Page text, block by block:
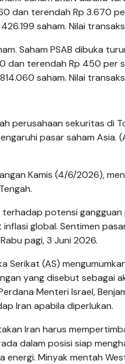
dan terendah Rp 3.670
saham. Nilai
Saham PSAB dibuka
dan terendah Rp 450 per
saham. Nilai
perusahaan sekuritas di
pasar saham Asia.
Kamis (4/6/2026),
terhadap potensi
global. Sentimen
pagi, 3 Juni 2026.
(AS)
yang disebut sebagai
Menteri Israel,
Iran apabila diperlukan.
Iran harus
dalam posisi siap
energi. Minyak mentah